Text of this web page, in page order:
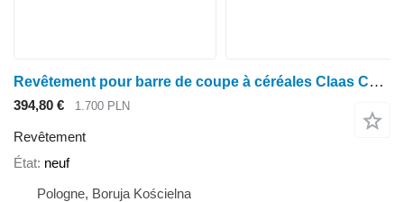
Revêtement pour barre de coupe à céréales Claas C450
394,80 € 1.700 PLN
Revêtement
État neuf
Pologne, Boruja Kościelna